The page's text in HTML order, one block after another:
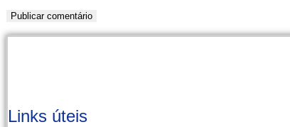
comentar
comentar
(opcional)
Links úteis